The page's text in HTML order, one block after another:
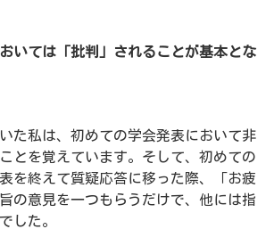
いては「批判」されることが基本とな
た私は、初めての学会発表において非
とを覚えています。そして、初めての
を終えて質疑応答に移った際、「お疲
の意見を一つもらうだけで、他には指
した。